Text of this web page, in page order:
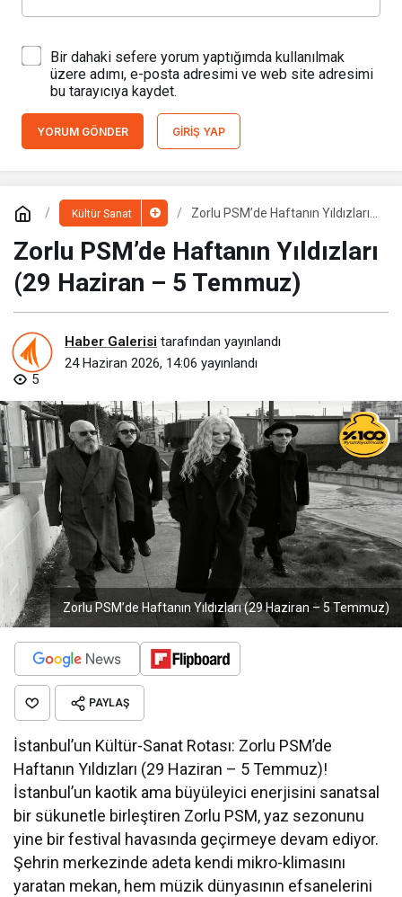
Bir dahaki sefere yorum yaptığımda kullanılmak
üzere adımı, e-posta adresimi ve web site adresimi
bu tarayıcıya kaydet.
YORUM GÖNDER GIRIŞ YAP
Kültür Sanat
Zorlu PSM’de Haftanın Yıldızları
Zorlu PSM’de Haftanın Yıldızları
(29 Haziran – 5 Temmuz)
Haber Galerisi tarafından yayınlandı
24 Haziran 2026, 14:06 yayınlandı
5
Zorlu PSM’de Haftanın Yıldızları (29 Haziran – 5 Temmuz)
PAYLAŞ
İstanbul’un Kültür-Sanat Rotası: Zorlu PSM’de
Haftanın Yıldızları (29 Haziran – 5 Temmuz)!
İstanbul’un kaotik ama büyüleyici enerjisini sanatsal
bir sükunetle birleştiren Zorlu PSM, yaz sezonunu
yine bir festival havasında geçirmeye devam ediyor.
Şehrin merkezinde adeta kendi mikro-klimasını
yaratan mekan, hem müzik dünyasının efsanelerini